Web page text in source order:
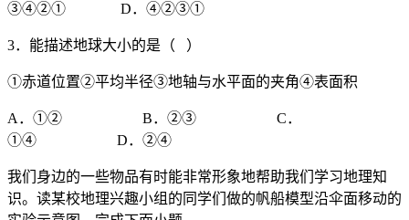
③④②① D．④②③①
3．能描述地球大小的是（ ）
①赤道位置②平均半径③地轴与水平面的夹角④表面积
A．①② B．②③ C．
①④ D．②④
我们身边的一些物品有时能非常形象地帮助我们学习地理知
识。读某校地理兴趣小组的同学们做的帆船模型沿伞面移动的